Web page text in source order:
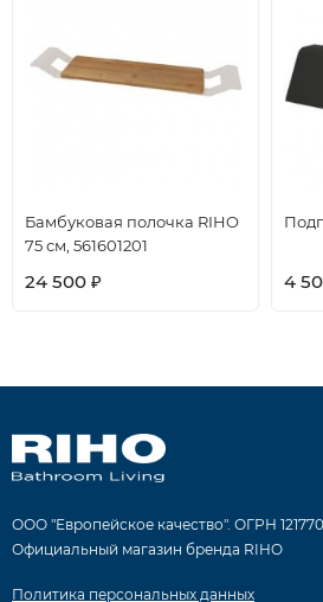
Бамбуковая полочка RIHO
75 см, 561601201
24 500 ₽ 4
ООО "Европейское качество". ОГРН
Официальный магазин бренда RIHO
Политика персональных данных